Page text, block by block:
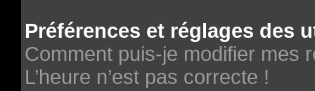
Préférences et réglages des
Comment puis-je modifier mes
L’heure n’est pas correcte !